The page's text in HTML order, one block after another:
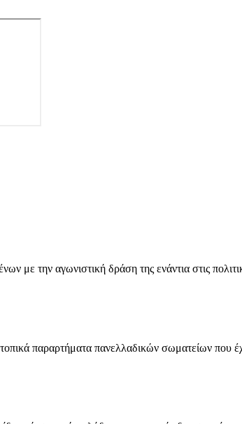
την αγωνιστική δράση της ενάντια στις
παραρτήματα πανελλαδικών σωματείων που